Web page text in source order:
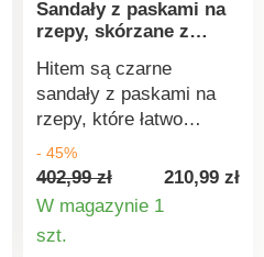
pochodzącej z garbarni
certyfikowanych przez
Leather Working Group,
które zobowiązały się do
zmniejszenia wpływu na
niższe zużycie wody i
energii.
Sandały z paskami na
rzepy, skórzane z
Hitem są czarne
sandały z paskami na
rzepy, które łatwo
dopasowują się do
każdej stopy. Wykonane
z wysokiej jakości
skóry. Paski na rzep dla
indywidualnego
- 45%
402,99 zł
210,99 zł
W magazynie 1
szt.